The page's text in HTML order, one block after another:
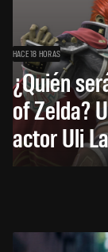
HACE 18 HORAS
¿Quién
of Zelda?
actor Uli